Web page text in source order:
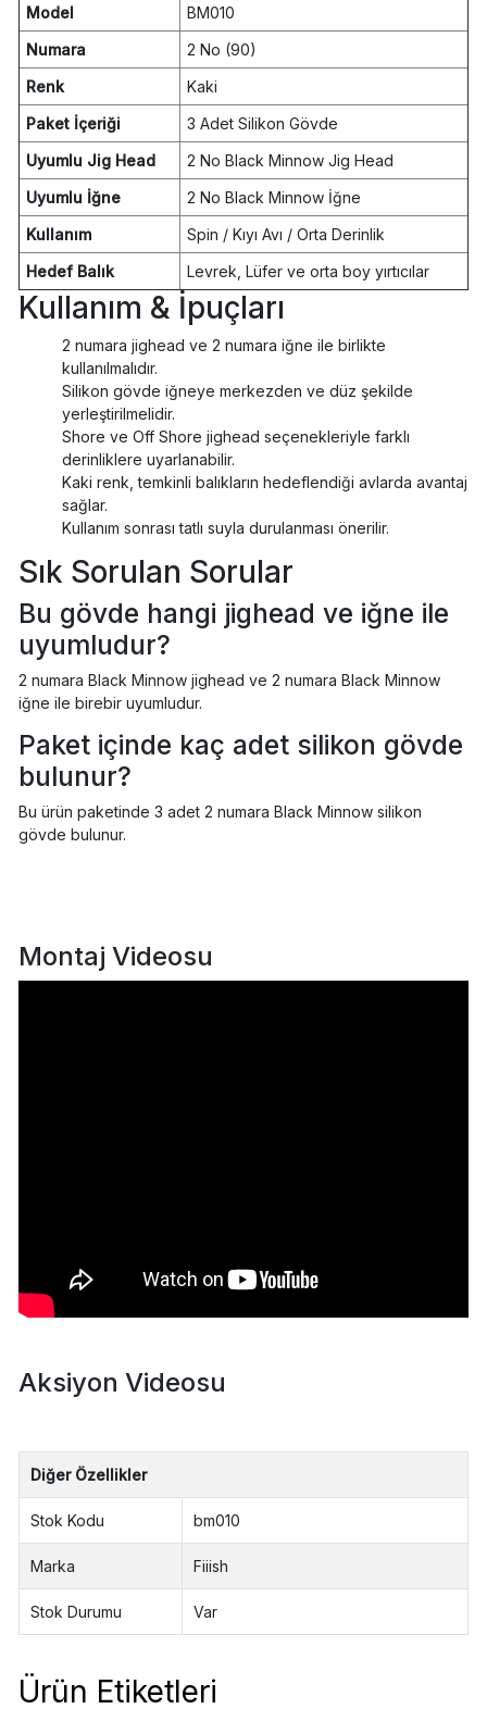
Model
BM010
Numara
2 No (90)
Renk
Kaki
Paket İçeriği
3 Adet Silikon Gövde
Uyumlu Jig Head
2 No Black Minnow Jig Head
Uyumlu İğne
2 No Black Minnow İğne
Kullanım
Spin / Kıyı Avı / Orta Derinlik
Hedef Balık
Levrek, Lüfer ve orta boy yırtıcılar
Kullanım & İpuçları
2 numara jighead ve 2 numara iğne ile birlikte
kullanılmalıdır.
Silikon gövde iğneye merkezden ve düz şekilde
yerleştirilmelidir.
Shore ve Off Shore jighead seçenekleriyle farklı
derinliklere uyarlanabilir.
Kaki renk, temkinli balıkların hedeflendiği avlarda avantaj
sağlar.
Kullanım sonrası tatlı suyla durulanması önerilir.
Sık Sorulan Sorular
Bu gövde hangi jighead ve iğne ile
uyumludur?
2 numara Black Minnow jighead ve 2 numara Black Minnow
iğne ile birebir uyumludur.
Paket içinde kaç adet silikon gövde
bulunur?
Bu ürün paketinde 3 adet 2 numara Black Minnow silikon
gövde bulunur.
Montaj Videosu
Aksiyon Videosu
Diğer Özellikler
Stok Kodu bm010
Marka Fiiish
Stok Durumu Var
Ürün Etiketleri